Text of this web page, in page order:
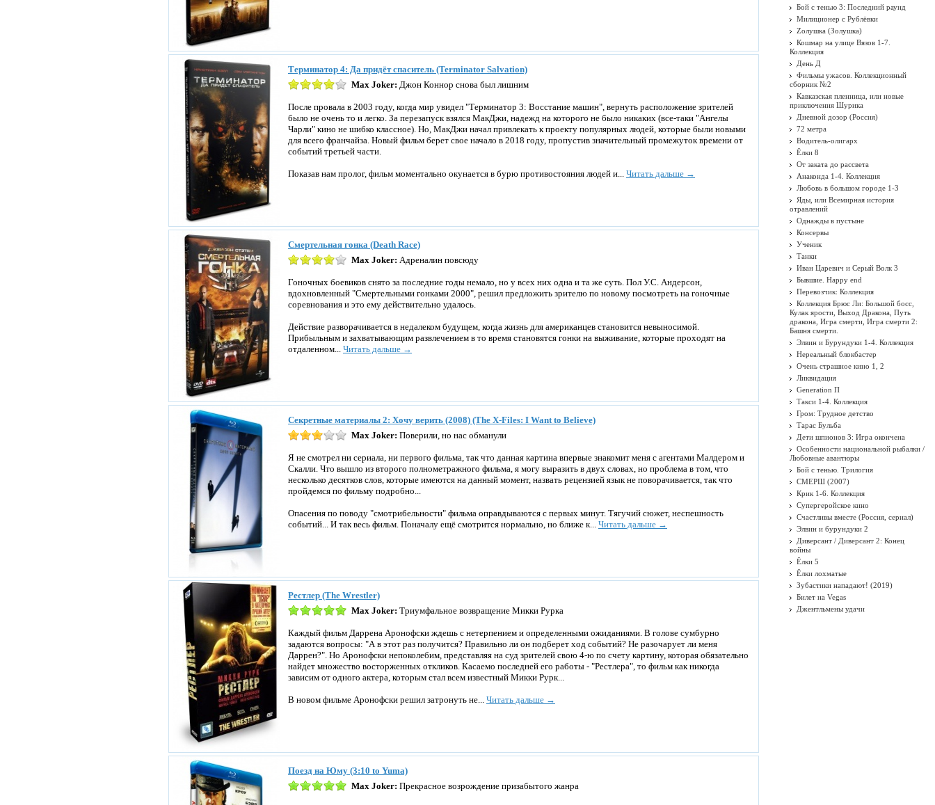
Терминатор 4: Да придёт спаситель (Terminator Salvation)
Max Joker: Джон Коннор снова был лишним
После провала в 2003 году, когда мир увидел "Терминатор 3: Восстание машин", вернуть расположение зрителей
было не очень то и легко. За перезапуск взялся МакДжи, надежд на которого не было никаких (все-таки "Ангелы
Чарли" кино не шибко классное). Но, МакДжи начал привлекать к проекту популярных людей, которые были новыми
для всего франчайза. Новый фильм берет свое начало в 2018 году, пропустив значительный промежуток времени от
событий третьей части.
Показав нам пролог, фильм моментально окунается в бурю противостояния людей и... Читать дальше →
Смертельная гонка (Death Race)
Max Joker: Адреналин повсюду
Гоночных боевиков снято за последние годы немало, но у всех них одна и та же суть. Пол У.С. Андерсон,
вдохновленный "Смертельными гонками 2000", решил предложить зрителю по новому посмотреть на гоночные
соревнования и это ему действительно удалось.
Действие разворачивается в недалеком будущем, когда жизнь для американцев становится невыносимой.
Прибыльным и захватывающим развлечением в то время становятся гонки на выживание, которые проходят на
отдаленном... Читать дальше →
Секретные материалы 2: Хочу верить (2008) (The X-Files: I Want to Believe)
Max Joker: Поверили, но нас обманули
Я не смотрел ни сериала, ни первого фильма, так что данная картина впервые знакомит меня с агентами Малдером и
Скалли. Что вышло из второго полнометражного фильма, я могу выразить в двух словах, но проблема в том, что
несколько десятков слов, которые имеются на данный момент, назвать рецензией язык не поворачивается, так что
пройдемся по фильму подробно...
Опасения по поводу "смотрибельности" фильма оправдываются с первых минут. Тягучий сюжет, неспешность
событий... И так весь фильм. Поначалу ещё смотрится нормально, но ближе к... Читать дальше →
Рестлер (The Wrestler)
Max Joker: Триумфальное возвращение Микки Рурка
Каждый фильм Даррена Аронофски ждешь с нетерпением и определенными ожиданиями. В голове сумбурно
задаются вопросы: "А в этот раз получится? Правильно ли он подберет ход событий? Не разочарует ли меня
Даррен?". Но Аронофски непоколебим, представляя на суд зрителей свою 4-ю по счету картину, которая обязательно
найдет множество восторженных откликов. Касаемо последней его работы - "Рестлера", то фильм как никогда
зависим от одного актера, которым стал всем известный Микки Рурк...
В новом фильме Аронофски решил затронуть не... Читать дальше →
Поезд на Юму (3:10 to Yuma)
Max Joker: Прекрасное возрождение призабытого жанра
Бой с тенью 3: Последний раунд
Милиционер с Рублёвки
Zолушка (Золушка)
Кошмар на улице Вязов 1-7.
Коллекция
День Д
Фильмы ужасов. Коллекционный
сборник №2
Кавказская пленница, или новые
приключения Шурика
Дневной дозор (Россия)
72 метра
Водитель-олигарх
Ёлки 8
От заката до рассвета
Анаконда 1-4. Коллекция
Любовь в большом городе 1-3
Яды, или Всемирная история
отравлений
Однажды в пустыне
Консервы
Ученик
Танки
Иван Царевич и Серый Волк 3
Бывшие. Happy end
Перевозчик: Коллекция
Коллекция Брюс Ли: Большой босс,
Кулак ярости, Выход Дракона, Путь
дракона, Игра смерти, Игра смерти 2:
Башня смерти.
Элвин и Бурундуки 1-4. Коллекция
Нереальный блокбастер
Очень страшное кино 1, 2
Ликвидация
Generation П
Такси 1-4. Коллекция
Гром: Трудное детство
Тарас Бульба
Дети шпионов 3: Игра окончена
Особенности национальной рыбалки /
Любовные авантюры
Бой с тенью. Трилогия
СМЕРШ (2007)
Крик 1-6. Коллекция
Супергеройское кино
Счастливы вместе (Россия, сериал)
Элвин и бурундуки 2
Диверсант / Диверсант 2: Конец
войны
Ёлки 5
Ёлки лохматые
Зубастики нападают! (2019)
Билет на Vegas
Джентльмены удачи